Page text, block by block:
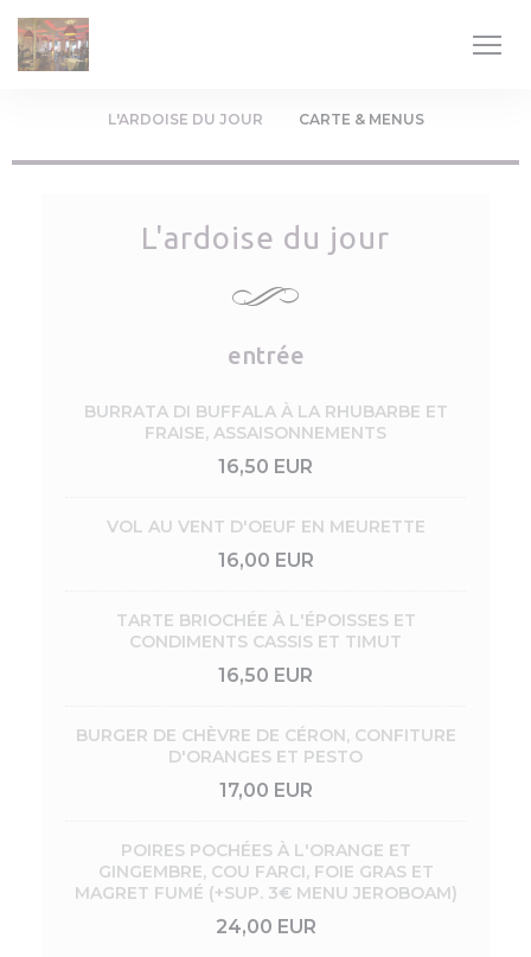
L'ardoise du jour
entrée
BURRATA DI BUFFALA À LA RHUBARBE ET
FRAISE, ASSAISONNEMENTS
16,50 EUR
VOL AU VENT D'OEUF EN MEURETTE
16,00 EUR
TARTE BRIOCHÉE À L'ÉPOISSES ET
CONDIMENTS CASSIS ET TIMUT
16,50 EUR
BURGER DE CHÈVRE DE CÉRON, CONFITURE
D'ORANGES ET PESTO
17,00 EUR
POIRES POCHÉES À L'ORANGE ET
GINGEMBRE, COU FARCI, FOIE GRAS ET
MAGRET FUMÉ (+SUP. 3€ MENU JEROBOAM)
24,00 EUR
L'ARDOISE DU JOUR CARTE & MENUS